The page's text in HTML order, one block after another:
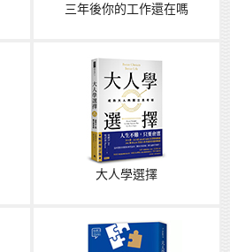
三年後你的工作還在嗎
大人學選擇